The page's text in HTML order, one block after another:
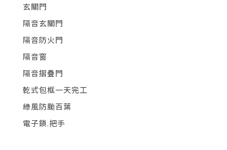
玄關門
隔音玄關門
隔音防火門
隔音窗
隔音摺疊門
乾式包框一天完工
綠風防颱百葉
電子鎖.把手